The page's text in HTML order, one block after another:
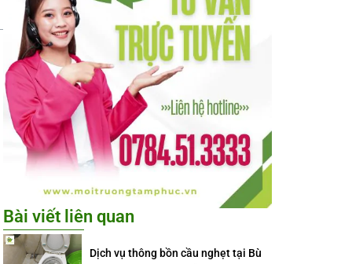
Bài viết liên quan
Dịch vụ thông bồn cầu nghẹt tại Bù